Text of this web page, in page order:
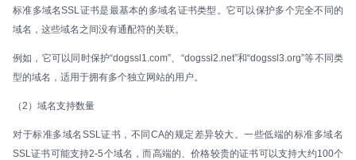
标准多域名SSL证书是最基本的多域名证书类型。它可以保护多个完全不同的
域名，这些域名之间没有通配符的关联。
例如，它可以同时保护“dogssl1.com”、“dogssl2.net”和“dogssl3.org”等不同类
型的域名，适用于拥有多个独立网站的用户。
（2）域名支持数量
对于标准多域名SSL证书，不同CA的规定差异较大。一些低端的标准多域名
SSL证书可能支持2-5个域名，而高端的、价格较贵的证书可以支持大约100个